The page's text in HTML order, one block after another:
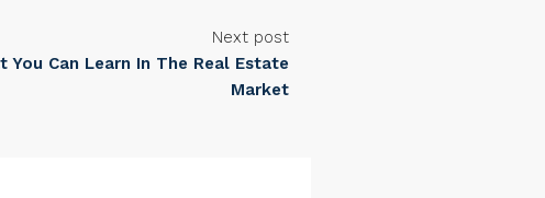
Next post
You Can Learn In The Real Estate
Market